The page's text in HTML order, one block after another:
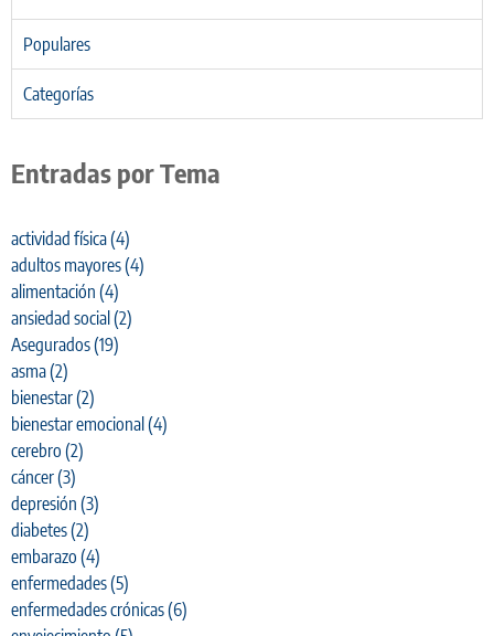
Populares
Categorías
Entradas por Tema
actividad física(4)
adultos mayores(4)
alimentación (4)
ansiedad social(2)
Asegurados(19)
asma(2)
bienestar(2)
bienestar emocional(4)
cerebro (2)
cáncer(3)
depresión (3)
diabetes(2)
embarazo (4)
enfermedades(5)
enfermedades crónicas(6)